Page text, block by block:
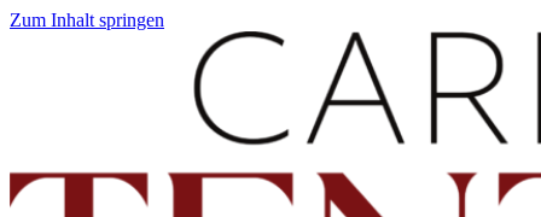
Zum Inhalt springen